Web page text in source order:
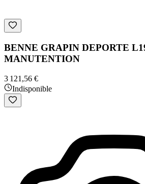
BENNE GRAPIN DEPORTE
MANUTENTION
3 121,56 €
Indisponible